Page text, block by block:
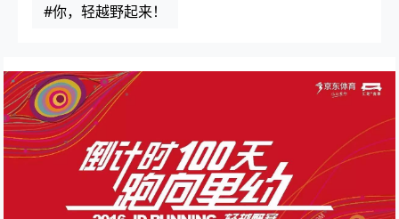
#你，轻越野起来！